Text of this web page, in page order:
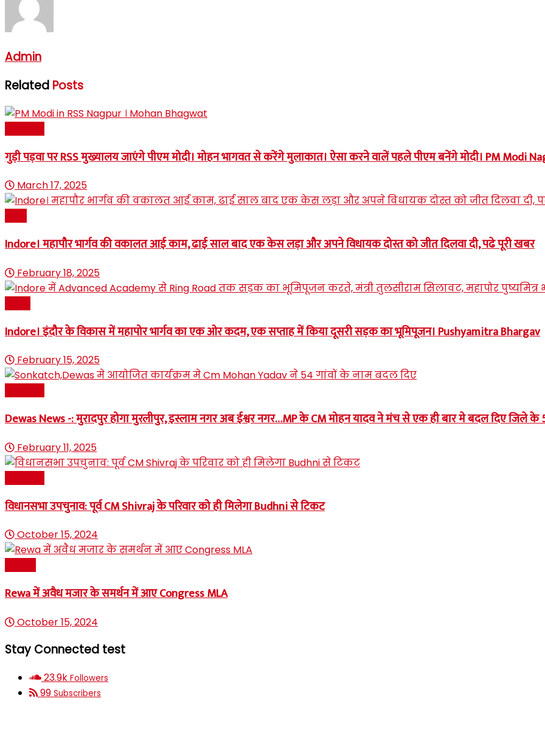
Admin
Related Posts
गुड़ी पड़वा पर RSS मुख्यालय जाएंगे पीएम मोदी। मोहन भागवत से करेंगे मुलाकात। ऐसा करने वालें पहले पीएम बनेंगे मोदी। PM Modi
March 17, 2025
Indore। महापौर भार्गव की वकालत आई काम, ढाई साल बाद एक केस लड़ा और अपने विधायक दोस्त को जीत दिलवा दी, पढे पूरी खबर
February 18, 2025
Indore। इंदौर के विकास में महापोर भार्गव का एक ओर कदम, एक सप्ताह में किया दूसरी सड़क का भूमिपूजन। Pushyamitra Bhargav
February 15, 2025
Dewas News -: मुरादपुर होगा मुरलीपुर, इस्लाम नगर अब ईश्वर नगर…MP के CM मोहन यादव ने मंच से एक ही बार मे बदल दिए जिले के
February 11, 2025
विधानसभा उपचुनाव: पूर्व CM Shivraj के परिवार को ही मिलेगा Budhni से टिकट
October 15, 2024
Rewa में अवैध मजार के समर्थन में आए Congress MLA
October 15, 2024
Stay Connected test
23.9k Followers
99 Subscribers